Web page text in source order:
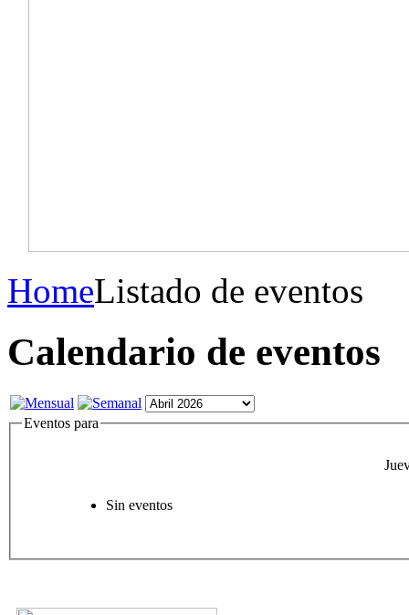
HomeListado de eventos
Calendario de eventos
Eventos para
Sin eventos